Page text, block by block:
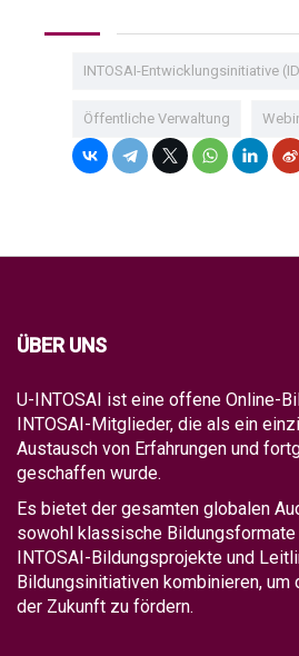
INTOSAI-Entwicklungsinitiative
Öffentliche Verwaltung
ÜBER UNS
U-INTOSAI ist eine offene Online-
INTOSAI-Mitglieder, die als ein
Austausch von Erfahrungen und
geschaffen wurde.
Es bietet der gesamten globalen
sowohl klassische
INTOSAI-Bildungsprojekte und
Bildungsinitiativen kombinieren,
der Zukunft zu fördern.